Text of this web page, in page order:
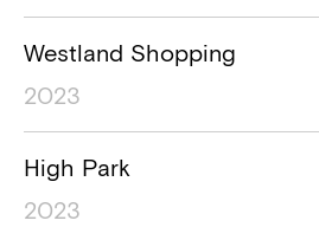
Westland Shopping
2023
High Park
2023